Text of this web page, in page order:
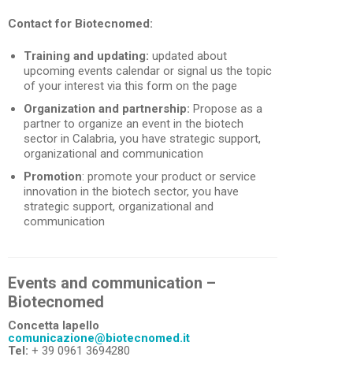
Contact for Biotecnomed:
Training and updating: updated about
upcoming events calendar or signal us the topic
of your interest via this form on the page
Organization and partnership: Propose as a
partner to organize an event in the biotech
sector in Calabria, you have strategic support,
organizational and communication
Promotion: promote your product or service
innovation in the biotech sector, you have
strategic support, organizational and
communication
Events and communication –
Biotecnomed
Concetta Iapello
comunicazione@biotecnomed.it
Tel: + 39 0961 3694280